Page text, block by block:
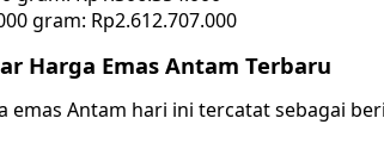
gram: Rp2.612.707.000
Harga Emas Antam Terbaru
emas Antam hari ini tercatat sebagai